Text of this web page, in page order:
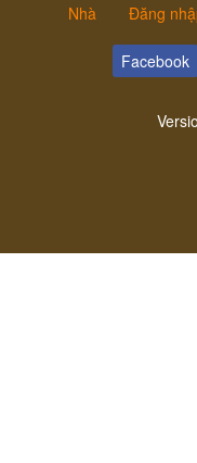
Nhà Đăng
Facebook